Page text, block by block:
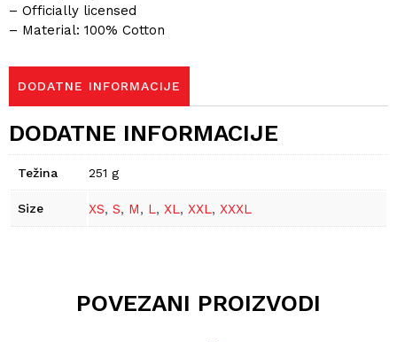
– Officially licensed
– Material: 100% Cotton
DODATNE INFORMACIJE
DODATNE INFORMACIJE
Težina 251 g
Size XS, S, M, L, XL, XXL, XXXL
POVEZANI PROIZVODI